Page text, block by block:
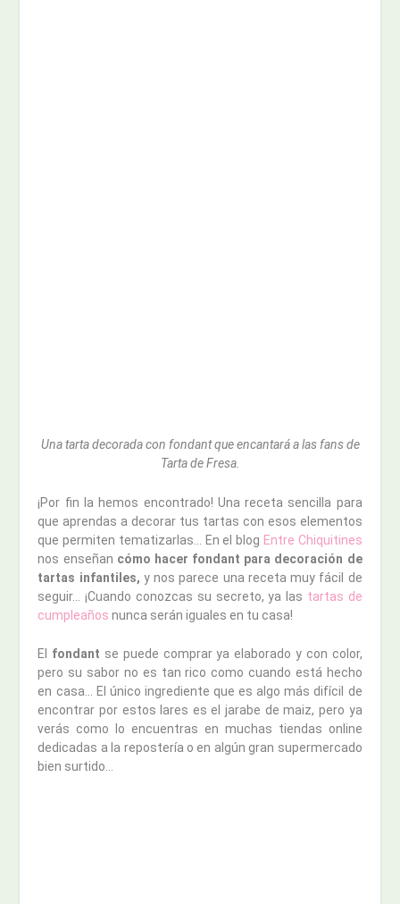
Una tarta decorada con fondant que encantará a las fans de
Tarta de Fresa.
¡Por fin la hemos encontrado! Una receta sencilla para
que aprendas a decorar tus tartas con esos elementos
que permiten tematizarlas… En el blog Entre Chiquitines
nos enseñan cómo hacer fondant para decoración de
tartas infantiles, y nos parece una receta muy fácil de
seguir… ¡Cuando conozcas su secreto, ya las tartas de
cumpleaños nunca serán iguales en tu casa!
El fondant se puede comprar ya elaborado y con color,
pero su sabor no es tan rico como cuando está hecho
en casa… El único ingrediente que es algo más difícil de
encontrar por estos lares es el jarabe de maiz, pero ya
verás como lo encuentras en muchas tiendas online
dedicadas a la repostería o en algún gran supermercado
bien surtido…